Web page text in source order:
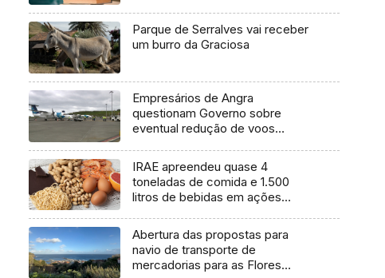
Parque de Serralves vai receber
um burro da Graciosa
Empresários de Angra
questionam Governo sobre
eventual redução de voos
IRAE apreendeu quase 4
toneladas de comida e 1.500
litros de bebidas em ações
Abertura das propostas para
navio de transporte de
mercadorias para as Flores